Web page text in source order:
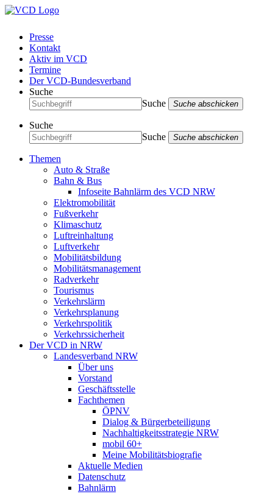
Presse
Kontakt
Aktiv im VCD
Termine
Der VCD-Bundesverband
Suche
Suche
Suche abschicken
Suche
Suche
Suche abschicken
Themen
Auto & Straße
Bahn & Bus
Infoseite Bahnlärm des VCD NRW
Elektromobilität
Fußverkehr
Klimaschutz
Luftreinhaltung
Luftverkehr
Mobilitätsbildung
Mobilitätsmanagement
Radverkehr
Tourismus
Verkehrslärm
Verkehrsplanung
Verkehrspolitik
Verkehrssicherheit
Der VCD in NRW
Landesverband NRW
Über uns
Vorstand
Geschäftsstelle
Fachthemen
ÖPNV
Dialog & Bürgerbeteiligung
Nachhaltigkeitsstrategie NRW
mobil 60+
Meine Mobilitätsbiografie
Aktuelle Medien
Datenschutz
Bahnlärm